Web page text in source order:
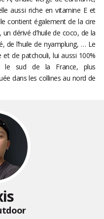
aussi riche en vitamine E et
contient également de la cire
un dérivé d’huile de coco, de la
de l’huile de nyamplung, … Le
et de patchouli, lui aussi 100%
le sud de la France, plus
dans les collines au nord de